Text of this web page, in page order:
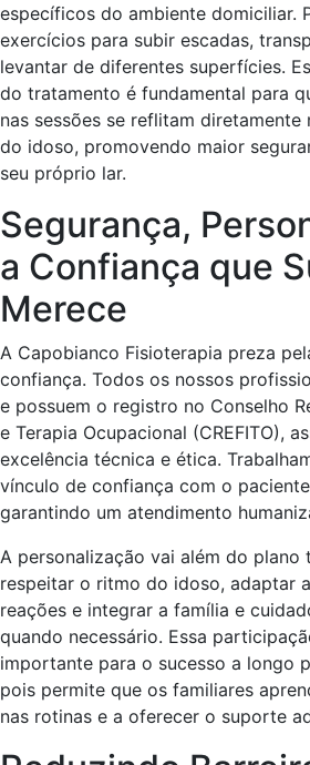
específicos do ambiente domiciliar.
exercícios para subir escadas,
levantar de diferentes superfícies.
do tratamento é fundamental para
nas sessões se reflitam
do idoso, promovendo maior
seu próprio lar.
Segurança,
a Confiança que
Merece
A Capobianco Fisioterapia preza
confiança. Todos os nossos
e possuem o registro no Conselho
e Terapia Ocupacional (CREFITO),
excelência técnica e ética.
vínculo de confiança com o
garantindo um atendimento
A personalização vai além do plano
respeitar o ritmo do idoso, adaptar
reações e integrar a família e
quando necessário. Essa
importante para o sucesso a longo
pois permite que os familiares
nas rotinas e a oferecer o suporte